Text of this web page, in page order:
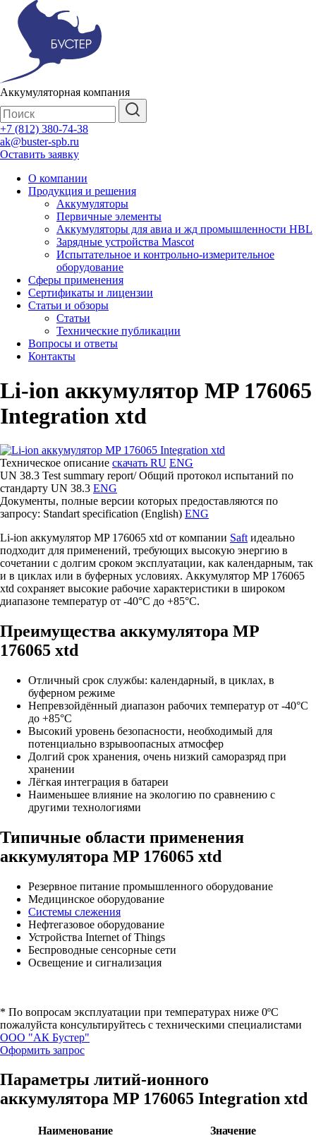
Аккумуляторная компания
+7 (812) 380-74-38
ak@buster-spb.ru
Оставить заявку
О компании
Продукция и решения
Аккумуляторы
Первичные элементы
Аккумуляторы для авиа и жд промышленности HBL
Зарядные устройства Mascot
Испытательное и контрольно-измерительное
оборудование
Сферы применения
Сертификаты и лицензии
Статьи и обзоры
Статьи
Технические публикации
Вопросы и ответы
Контакты
Li-ion аккумулятор MP 176065
Integration xtd
Техническое описание скачать RU ENG
UN 38.3 Test summary report/ Общий протокол испытаний по
стандарту UN 38.3 ENG
Документы, полные версии которых предоставляются по
запросу: Standart specification (English) ENG
Li-ion аккумулятор MP 176065 xtd от компании Saft идеально
подходит для применений, требующих высокую энергию в
сочетании с долгим сроком эксплуатации, как календарным, так
и в циклах или в буферных условиях. Аккумулятор MP 176065
xtd сохраняет высокие рабочие характеристики в широком
диапазоне температур от -40°C до +85°C.
Преимущества аккумулятора MP
176065 xtd
Отличный срок службы: календарный, в циклах, в
буферном режиме
Непревзойдённый диапазон рабочих температур от -40°C
до +85°C
Высокий уровень безопасности, необходимый для
потенциально взрывоопасных атмосфер
Долгий срок хранения, очень низкий саморазряд при
хранении
Лёгкая интеграция в батареи
Наименьшее влияние на экологию по сравнению с
другими технологиями
Типичные области применения
аккумулятора MP 176065 xtd
Резервное питание промышленного оборудование
Медицинское оборудование
Системы слежения
Нефтегазовое оборудование
Устройства Internet of Things
Беспроводные сенсорные сети
Освещение и сигнализация
* По вопросам эксплуатации при температурах ниже 0ºС
пожалуйста консультируйтесь с техническими специалистами
ООО "АК Бустер"
Оформить запрос
Параметры литий-ионного
аккумулятора MP 176065 Integration xtd
Наименование
Значение